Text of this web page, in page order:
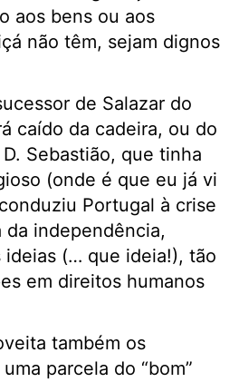
aos bens ou aos
não têm, sejam dignos
de Salazar do
caído da cadeira, ou do
Sebastião, que tinha
(onde é que eu já vi
Portugal à crise
da independência,
ideias (… que ideia!), tão
em direitos humanos
também os
parcela do “bom”